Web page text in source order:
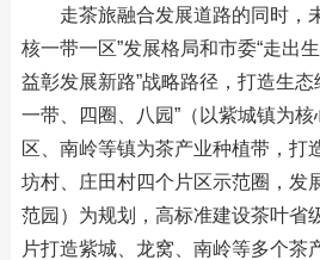
走茶旅融合发展道路的同时，
核一带一区”发展格局和市委“走出
益彰发展新路”战略路径，打造生态
一带、四圈、八园”（以紫城镇为
区、南岭等镇为茶产业种植带，打
坊村、庄田村四个片区示范圈，发
范园）为规划，高标准建设茶叶省
片打造紫城、龙窝、南岭等多个茶